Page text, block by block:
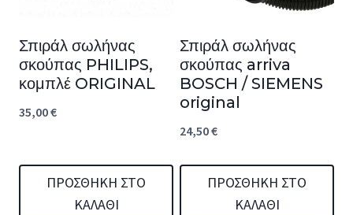
Σπιράλ σωλήνας
σκούπας PHILIPS,
κομπλέ ORIGINAL
35,00€
ΠΡΟΣΘΉΚΗ ΣΤΟ
ΚΑΛΆΘΙ
Σπιράλ σωλήνας
σκούπας arriva
BOSCH / SIEMENS
original
24,50€
ΠΡΟΣΘΉΚΗ ΣΤΟ
ΚΑΛΆΘΙ